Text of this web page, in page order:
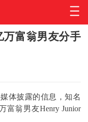
万富翁男友分手
体披露的信息，知名
富翁男友Henry Junior